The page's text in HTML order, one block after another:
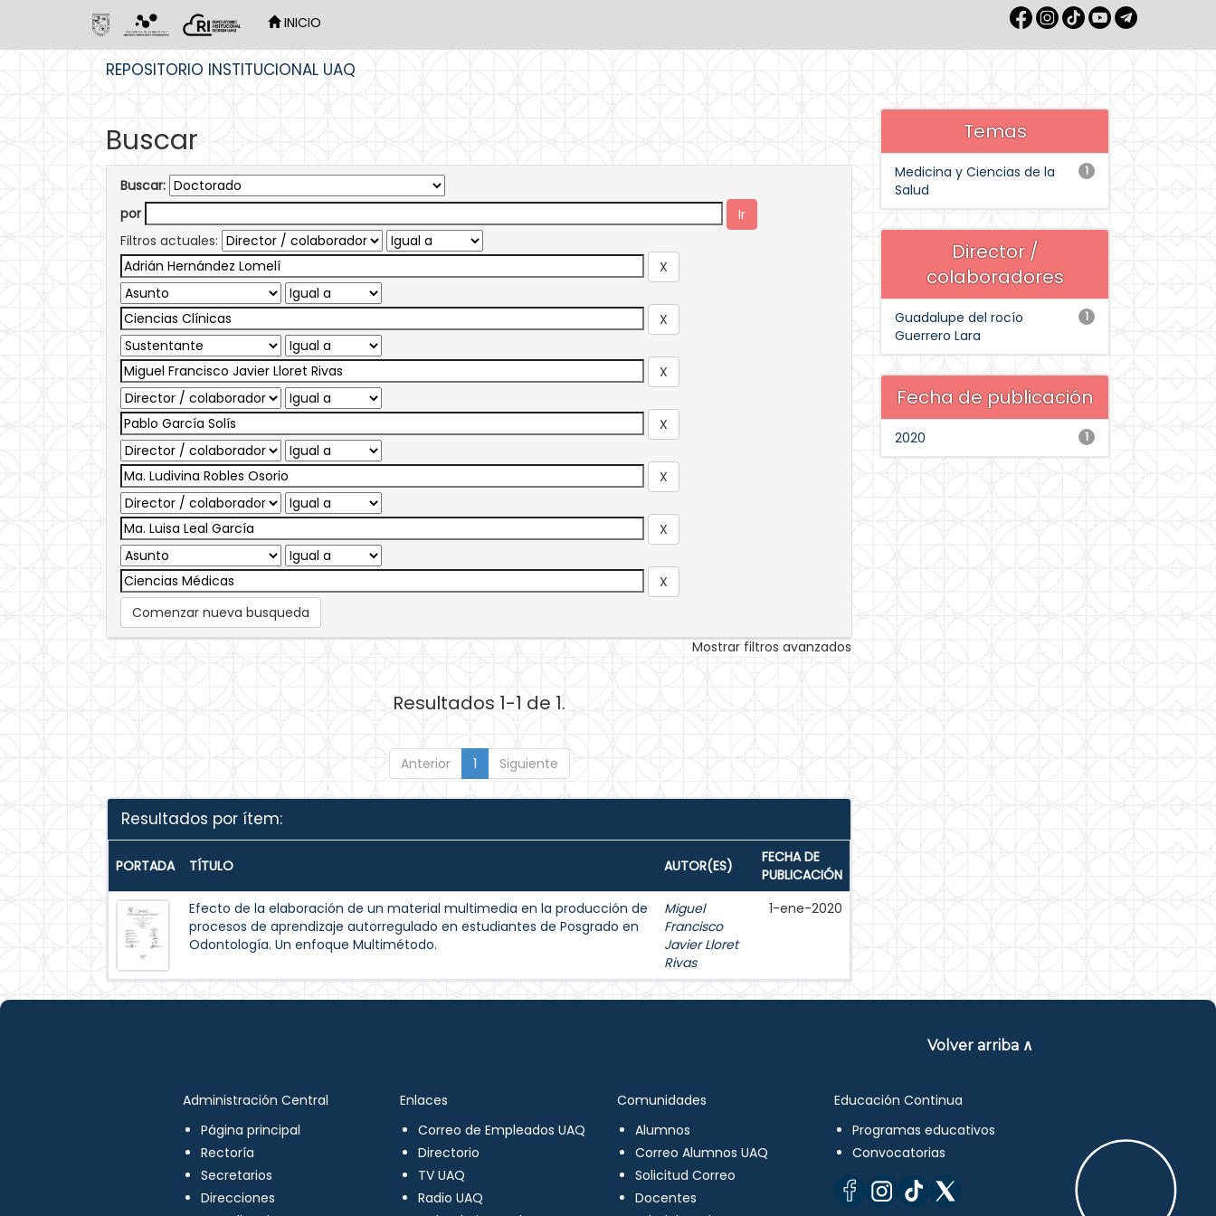
INICIO
REPOSITORIO INSTITUCIONAL UAQ
Buscar
Buscar:
por
Filtros actuales:
Comenzar nueva busqueda
Mostrar filtros avanzados
Resultados 1-1 de 1.
Anterior 1 Siguiente
Resultados por ítem:
PORTADA TÍTULO AUTOR(ES)
FECHA DE
PUBLICACIÓN
Efecto de la elaboración de un material multimedia en la producción de
procesos de aprendizaje autorregulado en estudiantes de Posgrado en
Odontología. Un enfoque Multimétodo.
Miguel
Francisco
Javier Lloret
Rivas
1-ene-2020
Temas
1
Medicina y Ciencias de la
Salud
Director /
colaboradores
1
Guadalupe del rocío
Guerrero Lara
Fecha de publicación
1
2020
Volver arriba ∧
Administración Central
Página principal
Rectoría
Secretarios
Direcciones
Enlaces
Correo de Empleados UAQ
Directorio
TV UAQ
Radio UAQ
Comunidades
Alumnos
Correo Alumnos UAQ
Solicitud Correo
Docentes
Educación Continua
Programas educativos
Convocatorias